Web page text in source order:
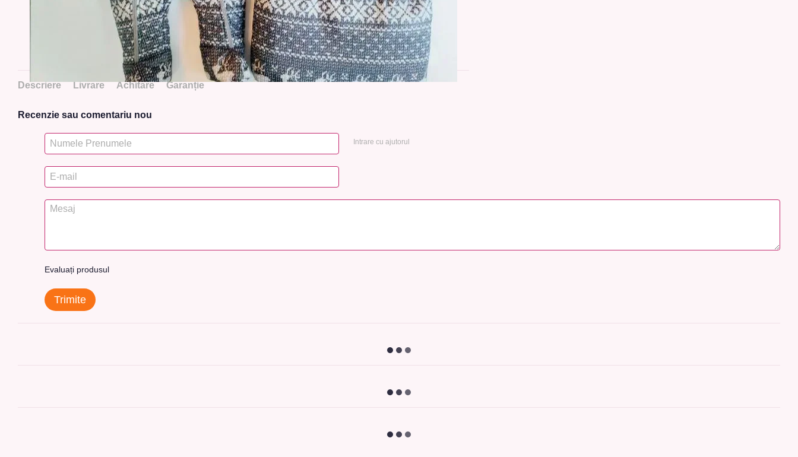
Descriere Livrare Achitare Garanție
Recenzie sau comentariu nou
Intrare cu ajutorul
Evaluați produsul
Trimite